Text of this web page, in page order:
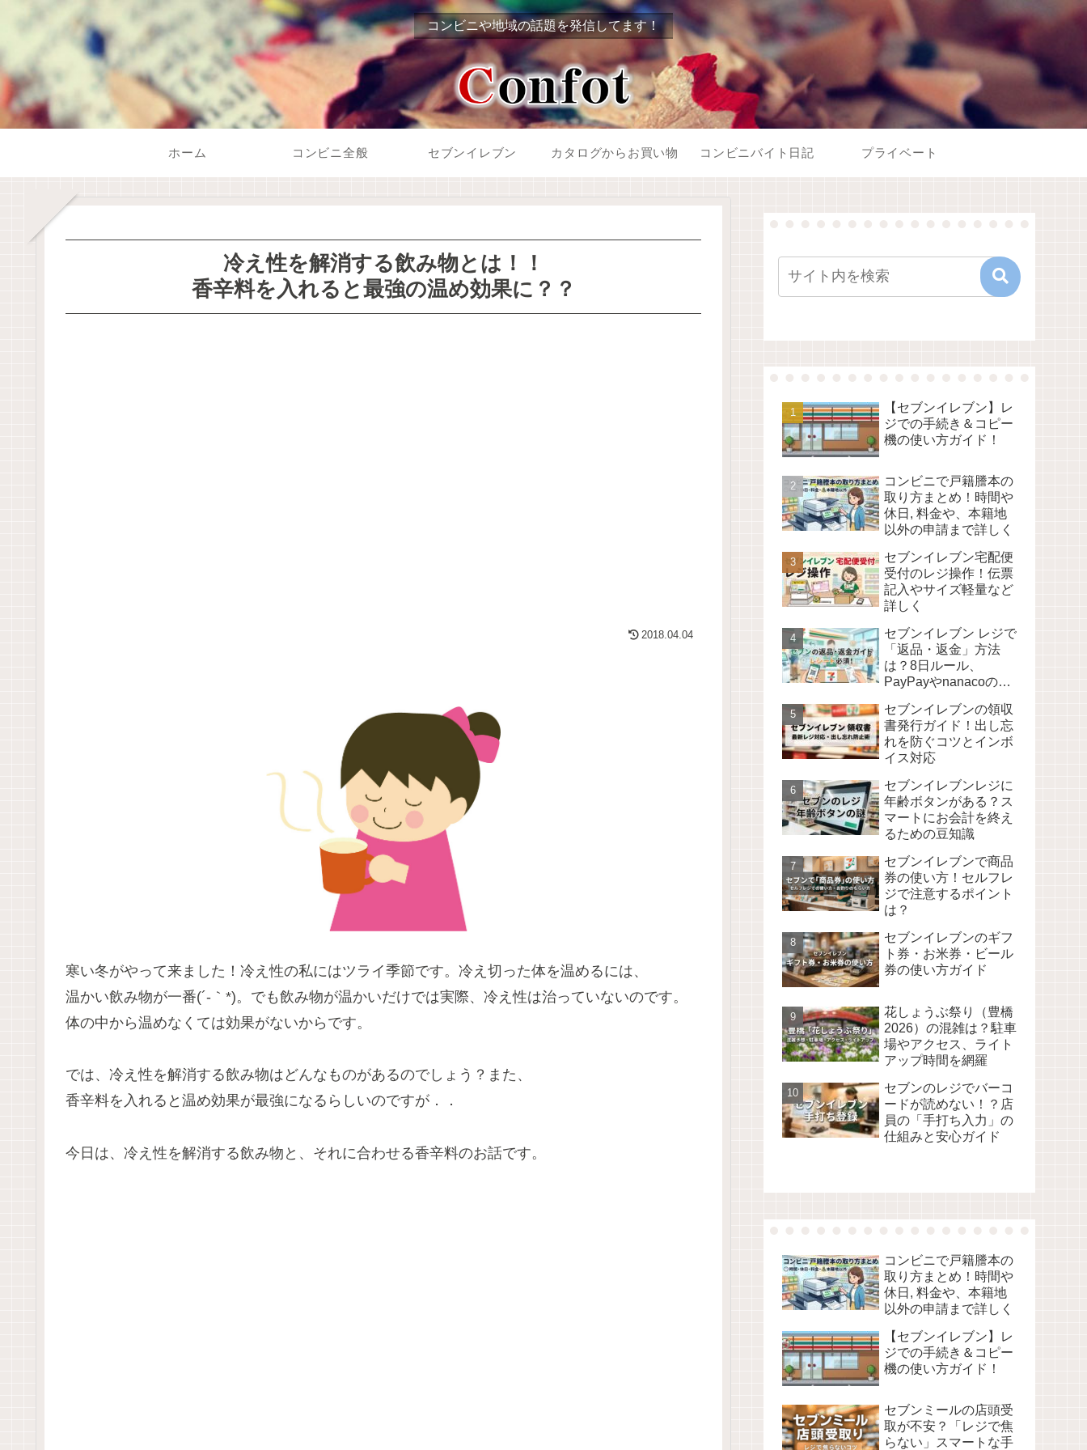
コンビニや地域の話題を発信してます！
ホーム コンビニ全般 セブンイレブン カタログからお買い物 コンビニバイト日記 プライベート
冷え性を解消する飲み物とは！！
香辛料を入れると最強の温め効果に？？
2018.04.04
寒い冬がやって来ました！冷え性の私にはツライ季節です。冷え切った体を温めるには、
温かい飲み物が一番(´-｀*)。でも飲み物が温かいだけでは実際、冷え性は治っていないのです。
体の中から温めなくては効果がないからです。
では、冷え性を解消する飲み物はどんなものがあるのでしょう？また、
香辛料を入れると温め効果が最強になるらしいのですが．．
今日は、冷え性を解消する飲み物と、それに合わせる香辛料のお話です。
【セブンイレブン】レ
ジでの手続き＆コピー
機の使い方ガイド！
コンビニで戸籍謄本の
取り方まとめ！時間や
休日, 料金や、本籍地
以外の申請まで詳しく
セブンイレブン宅配便
受付のレジ操作！伝票
記入やサイズ軽量など
詳しく
セブンイレブン レジで
「返品・返金」方法
は？8日ルール、
PayPayやnanacoの場
セブンイレブンの領収
書発行ガイド！出し忘
れを防ぐコツとインボ
イス対応
セブンイレブンレジに
年齢ボタンがある？ス
マートにお会計を終え
るための豆知識
セブンイレブンで商品
券の使い方！セルフレ
ジで注意するポイント
は？
セブンイレブンのギフ
ト券・お米券・ビール
券の使い方ガイド
花しょうぶ祭り（豊橋
2026）の混雑は？駐車
場やアクセス、ライト
アップ時間を網羅
セブンのレジでバーコ
ードが読めない！？店
員の「手打ち入力」の
仕組みと安心ガイド
コンビニで戸籍謄本の
取り方まとめ！時間や
休日, 料金や、本籍地
以外の申請まで詳しく
【セブンイレブン】レ
ジでの手続き＆コピー
機の使い方ガイド！
セブンミールの店頭受
取が不安？「レジで焦
らない」スマートな手